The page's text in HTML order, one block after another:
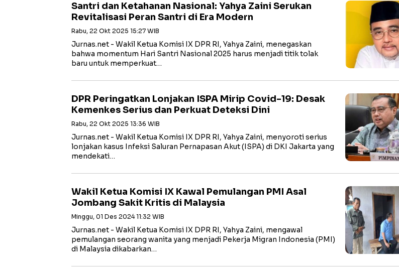
Santri dan Ketahanan Nasional: Yahya Zaini Serukan
Revitalisasi Peran Santri di Era Modern
Rabu, 22 Okt 2025 15:27 WIB
Jurnas.net - Wakil Ketua Komisi IX DPR RI, Yahya Zaini, menegaskan
bahwa momentum Hari Santri Nasional 2025 harus menjadi titik tolak
baru untuk memperkuat…
DPR Peringatkan Lonjakan ISPA Mirip Covid-19: Desak
Kemenkes Serius dan Perkuat Deteksi Dini
Rabu, 22 Okt 2025 13:36 WIB
Jurnas.net - Wakil Ketua Komisi IX DPR RI, Yahya Zaini, menyoroti serius
lonjakan kasus Infeksi Saluran Pernapasan Akut (ISPA) di DKI Jakarta yang
mendekati…
Wakil Ketua Komisi IX Kawal Pemulangan PMI Asal
Jombang Sakit Kritis di Malaysia
Minggu, 01 Des 2024 11:32 WIB
Jurnas.net - Wakil Ketua Komisi IX DPR RI, Yahya Zaini, mengawal
pemulangan seorang wanita yang menjadi Pekerja Migran Indonesia (PMI)
di Malaysia dikabarkan…